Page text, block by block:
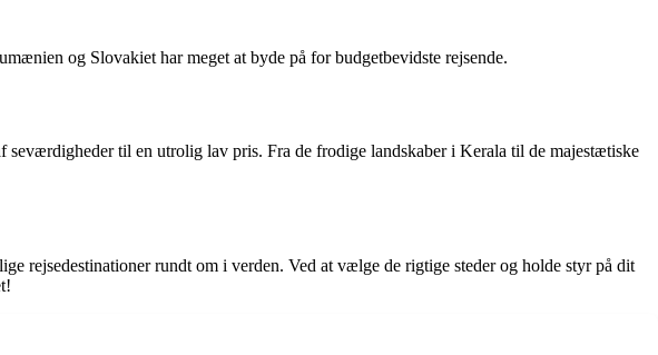
og Slovakiet har meget at byde på for budgetbevidste rejsende.
til en utrolig lav pris. Fra de frodige landskaber i Kerala til de majestætiske
rejsedestinationer rundt om i verden. Ved at vælge de rigtige steder og holde styr på dit